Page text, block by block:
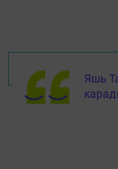
Яшь